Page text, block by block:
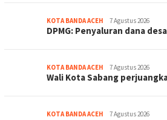
KOTA BANDA ACEH 7 Agustus 2026
DPMG: Penyaluran dana
KOTA BANDA ACEH 7 Agustus 2026
Wali Kota Sabang
KOTA BANDA ACEH 7 Agustus 2026